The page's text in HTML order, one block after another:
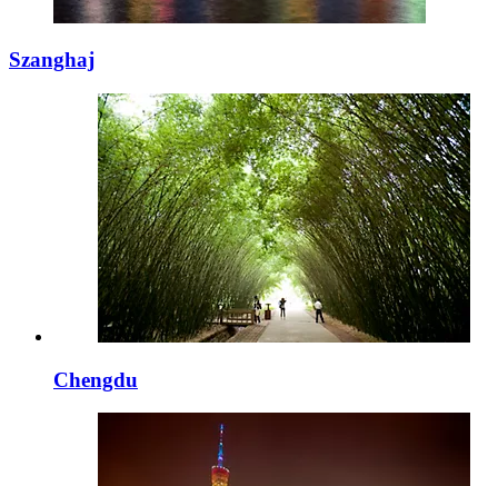
Szanghaj
Chengdu